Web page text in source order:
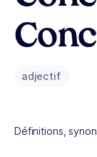
adjectif
Définitions,